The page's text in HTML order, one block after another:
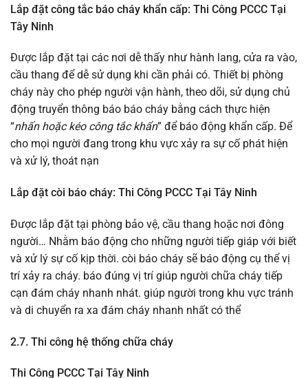
Lắp đặt công tắc báo cháy khẩn cấp: Thi Công PCCC Tại
Tây Ninh
Được lắp đặt tại các nơi dễ thấy như hành lang, cửa ra vào,
cầu thang để dễ sử dụng khi cần phải có. Thiết bị phòng
cháy này cho phép người vận hành, theo dõi, sử dụng chủ
động truyển thông báo báo cháy bằng cách thực hiện
“nhấn hoặc kéo công tắc khẩn” để báo động khẩn cấp. Để
cho mọi người đang trong khu vực xảy ra sự cố phát hiện
và xử lý, thoát nạn
Lắp đặt còi báo cháy: Thi Công PCCC Tại Tây Ninh
Được lắp đặt tại phòng bảo vệ, cầu thang hoặc nơi đông
người… Nhằm báo động cho những người tiếp giáp với biết
và xử lý sự cố kịp thời. còi báo cháy sẽ báo động cụ thể vị
trí xảy ra cháy. báo đúng vị trí giúp người chữa cháy tiếp
cạn đám cháy nhanh nhát. giúp người trong khu vực tránh
và di chuyển ra xa đám cháy nhanh nhất có thể
2.7. Thi công hệ thống chữa cháy
Thi Công PCCC Tại Tây Ninh